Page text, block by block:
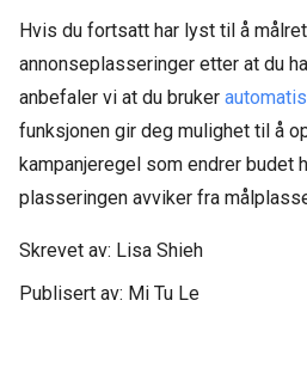
Hvis du fortsatt har lyst til å
annonseplasseringer etter at du
anbefaler vi at du bruker
funksjonen gir deg mulighet til å
kampanjeregel som endrer budet
plasseringen avviker fra
Skrevet av: Lisa Shieh
Publisert av: Mi Tu Le